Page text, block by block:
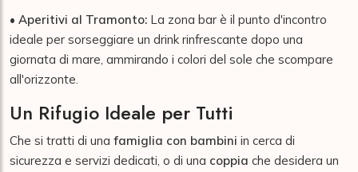
• Aperitivi al Tramonto: La zona bar è il punto d'incontro
ideale per sorseggiare un drink rinfrescante dopo una
giornata di mare, ammirando i colori del sole che scompare
all'orizzonte.
Un Rifugio Ideale per Tutti
Che si tratti di una famiglia con bambini in cerca di
sicurezza e servizi dedicati, o di una coppia che desidera un